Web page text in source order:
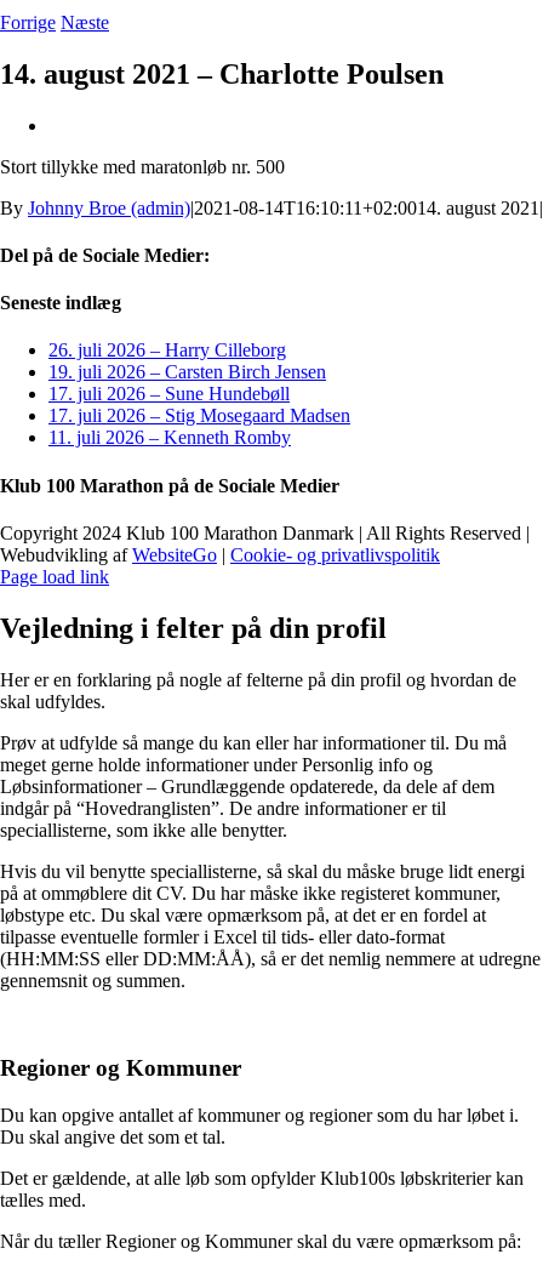
Forrige Næste
14. august 2021 – Charlotte Poulsen
billede
Stort tillykke med maratonløb nr. 500
By Johnny Broe (admin)|2021-08-14T16:10:11+02:0014. august 2021 |
Del på de Sociale Medier:
Facebook
X
LinkedIn
Pinterest
E-
Seneste indlæg
26. juli 2026 – Harry Cilleborg
19. juli 2026 – Carsten Birch Jensen
17. juli 2026 – Sune Hundebøll
17. juli 2026 – Stig Mosegaard Madsen
11. juli 2026 – Kenneth Romby
Klub 100 Marathon på de Sociale Medier
Copyright 2024 Klub 100 Marathon Danmark | All Rights Reserved |
Webudvikling afWebsiteGo | Cookie- og privatlivspolitik
Page load link
Vejledning i felter på din profil
Her er en forklaring på nogle af felterne på din profil og hvordan de
skal udfyldes.
Prøv at udfylde så mange du kan eller har informationer til. Du må
meget gerne holde informationer under Personlig info og
Løbsinformationer – Grundlæggende opdaterede, da dele af dem
indgår på “Hovedranglisten”. De andre informationer er til
speciallisterne, som ikke alle benytter.
Hvis du vil benytte speciallisterne, så skal du måske bruge lidt energi
på at ommøblere dit CV. Du har måske ikke registeret kommuner,
løbstype etc. Du skal være opmærksom på, at det er en fordel at
tilpasse eventuelle formler i Excel til tids- eller dato-format
(HH:MM:SS eller DD:MM:ÅÅ), så er det nemlig nemmere at udregne
gennemsnit og summen.
Regioner og Kommuner
Du kan opgive antallet af kommuner og regioner som du har løbet i.
Du skal angive det som et tal.
Det er gældende, at alle løb som opfylder Klub100s løbskriterier kan
tælles med.
Når du tæller Regioner og Kommuner skal du være opmærksom på: